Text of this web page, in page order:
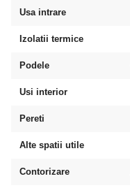
Usa intrare
Izolatii termice
Podele
Usi interior
Pereti
Alte spatii utile
Contorizare